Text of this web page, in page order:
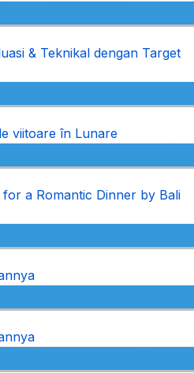
& Teknikal dengan Target
viitoare în Lunare
a Romantic Dinner by Bali